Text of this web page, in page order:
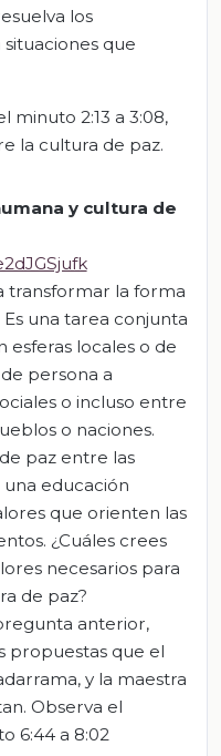
los
que
minuto 2:13 a 3:08,
la cultura de paz.
y cultura de
transformar la forma
una tarea conjunta
esferas locales o de
persona a
o incluso entre
o naciones.
paz entre las
educación
que orienten las
¿Cuáles crees
necesarios para
de paz?
anterior,
propuestas que el
y la maestra
Observa el
6:44 a 8:02